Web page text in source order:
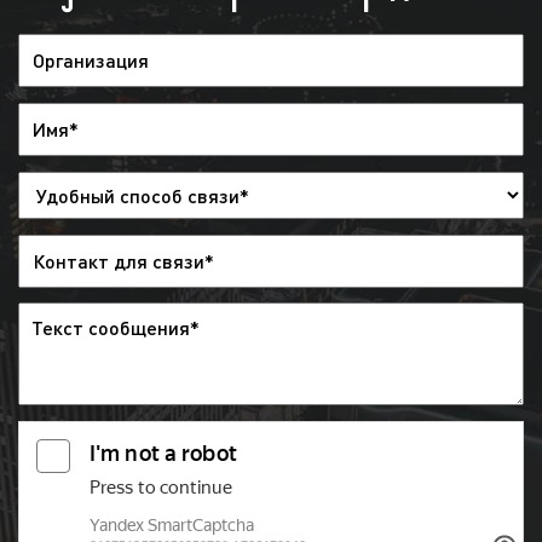
ТВ не может функционировать, в том числе, и без
рекламы. Денежные средства, поступающие в
бюджет телеканала от выхода рекламных роликов
ресурс. Телеканалы не могут отказаться от
рекламы еще и потому, что многие проекты,
телепередачи финансируются из средств,
поступивших от размещения рекламы. Поэтому,
смотреть телеканал без рекламы невозможно. Да и
нужно ли?! Ведь реклама на ТВ – это, помимо всего
прочего, источник информации о продаваемых
рекламу на ведущих телеканалах, поскольку
реклама на ТВ в Екатеринбурге является
эффективным средством продвижения товаров и